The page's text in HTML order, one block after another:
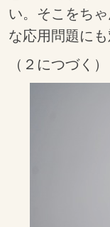
い。そこをち
な応用問題に
（２につづく）